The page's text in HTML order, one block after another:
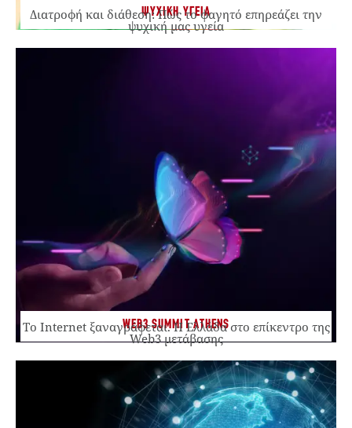
ΨΥΧΙΚΗ ΥΓΕΙΑ
Διατροφή και διάθεση: Πώς το φαγητό επηρεάζει την
ψυχική μας υγεία
WEB3 SUMMIT ATHENS
Το Internet ξαναγράφεται. Η Ελλάδα στο επίκεντρο της
Web3 μετάβασης